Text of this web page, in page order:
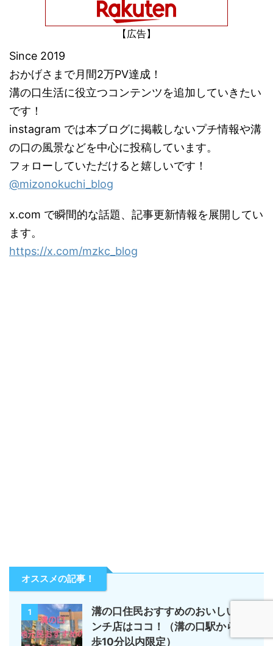
【広告】
Since 2019
おかげさまで月間2万PV達成！
溝の口生活に役立つコンテンツを追加していきたい
です！
instagram では本ブログに掲載しないプチ情報や溝
の口の風景などを中心に投稿しています。
フォローしていただけると嬉しいです！
@mizonokuchi_blog
x.com で瞬間的な話題、記事更新情報を展開してい
ます。
https://x.com/mzkc_blog
オススメの記事！
1
溝の口住民おすすめのおいしいラ
ンチ店はココ！（溝の口駅から徒
歩10分以内限定）